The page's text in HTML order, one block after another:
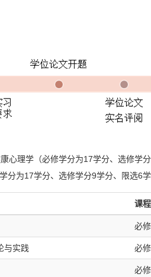
心理学（必修学分为17学分、选修学
分为17学分、选修学分9学分、限选6
课
必修
与实践 必修
必修